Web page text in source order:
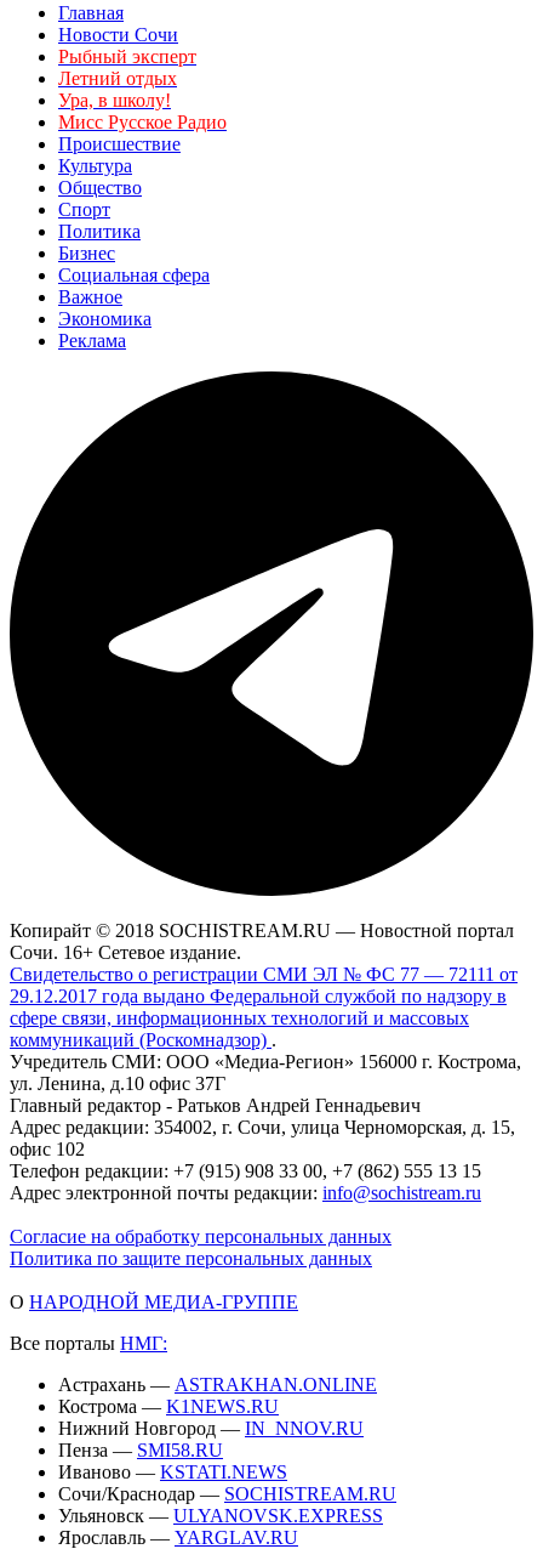
Главная
Новости Сочи
Рыбный эксперт
Летний отдых
Ура, в школу!
Мисс Русское Радио
Происшествие
Культура
Общество
Спорт
Политика
Бизнес
Социальная сфера
Важное
Экономика
Реклама
Копирайт © 2018 SOCHISTREAM.RU — Новостной портал
Сочи. 16+ Сетевое издание.
Свидетельство о регистрации СМИ ЭЛ № ФС 77 — 72111 от
29.12.2017 года выдано Федеральной службой по надзору в
сфере связи, информационных технологий и массовых
коммуникаций (Роскомнадзор) .
Учредитель СМИ: ООО «Медиа-Регион» 156000 г. Кострома,
ул. Ленина, д.10 офис 37Г
Главный редактор - Ратьков Андрей Геннадьевич
Адрес редакции: 354002, г. Сочи, улица Черноморская, д. 15,
офис 102
Телефон редакции: +7 (915) 908 33 00, +7 (862) 555 13 15
Адрес электронной почты редакции: info@sochistream.ru
Согласие на обработку персональных данных
Политика по защите персональных данных
О НАРОДНОЙ МЕДИА-ГРУППЕ
Все порталы НМГ:
Астрахань — ASTRAKHAN.ONLINE
Кострома — K1NEWS.RU
Нижний Новгород — IN_NNOV.RU
Пенза — SMI58.RU
Иваново — KSTATI.NEWS
Сочи/Краснодар — SOCHISTREAM.RU
Ульяновск — ULYANOVSK.EXPRESS
Ярославль — YARGLAV.RU